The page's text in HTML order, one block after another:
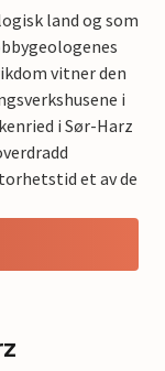
land og som
vitner den
i
i Sør-Harz
et av de